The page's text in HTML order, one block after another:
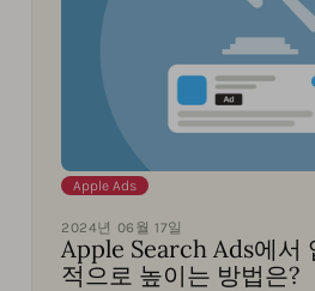
Apple Ads
2024년 06월 17일
Apple Search Ads에서
적으로 높이는 방법은?